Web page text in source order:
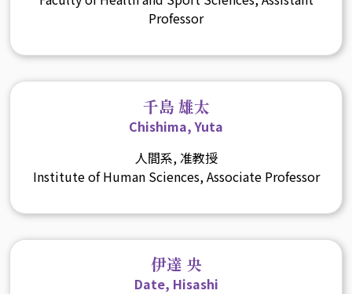
Professor
千島 雄太
Chishima, Yuta
人間系, 准教授
Institute of Human Sciences, Associate Professor
伊達 央
Date, Hisashi